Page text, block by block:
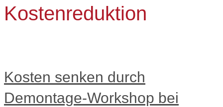
Kostenreduktion
Kosten senken durch
Demontage-Workshop bei